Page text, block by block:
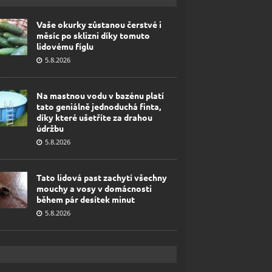
Vaše okurky zůstanou čerstvé i
měsíc po sklizni díky tomuto
lidovému fíglu
5.8.2026
Na mastnou vodu v bazénu platí
tato geniálně jednoduchá finta,
díky které ušetříte za drahou
údržbu
5.8.2026
Tato lidová past zachytí všechny
mouchy a vosy v domácnosti
během pár desítek minut
5.8.2026